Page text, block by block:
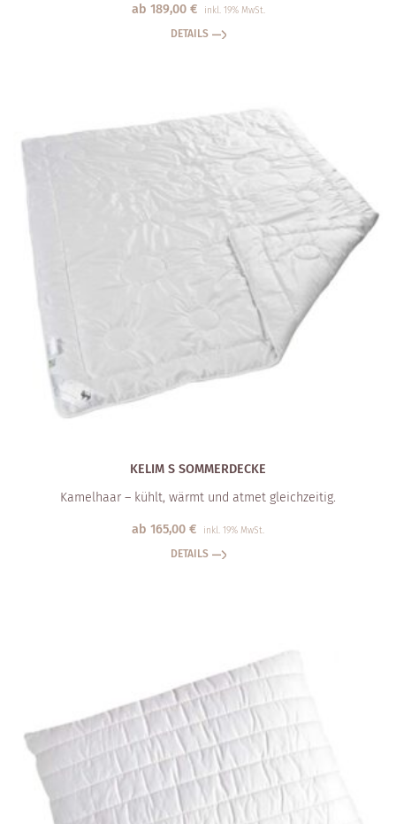
ab 189,00 € inkl. 19% MwSt.
DETAILS
KELIM S SOMMERDECKE
Kamelhaar – kühlt, wärmt und atmet gleichzeitig.
ab 165,00 € inkl. 19% MwSt.
DETAILS